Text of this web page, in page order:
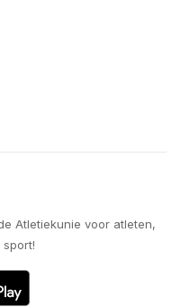
Atletiekunie voor atleten,